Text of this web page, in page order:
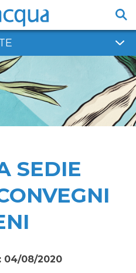
SEDIE
04/08/2020